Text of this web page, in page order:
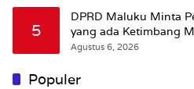
5
DPRD Maluku Minta
yang ada Ketimbang
Agustus 6, 2026
Populer